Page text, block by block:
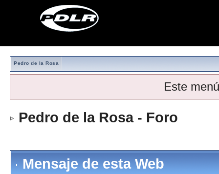
Pedro de la Rosa
Este
Pedro de la Rosa - Foro
Mensaje de esta Web